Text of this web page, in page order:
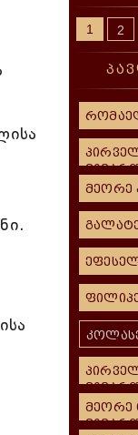
1 2
მეორე
მეორე